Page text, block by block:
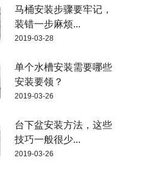
马桶安装步骤要牢记，
装错一步麻烦...
2019-03-28
单个水槽安装需要哪些
安装要领？
2019-03-26
台下盆安装方法，这些
技巧一般很少...
2019-03-26